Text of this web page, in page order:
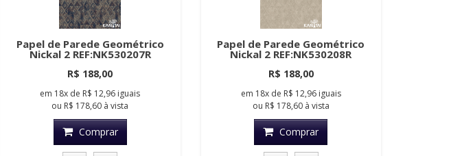
Papel de Parede Geométrico
Nickal 2 REF:NK530207R
R$ 188,00
em 18x de R$ 12,96 iguais
ou R$ 178,60 à vista
Comprar
Papel de Parede Geométrico
Nickal 2 REF:NK530208R
R$ 188,00
em 18xde R$ 12,96 iguais
ou R$ 178,60à vista
Comprar